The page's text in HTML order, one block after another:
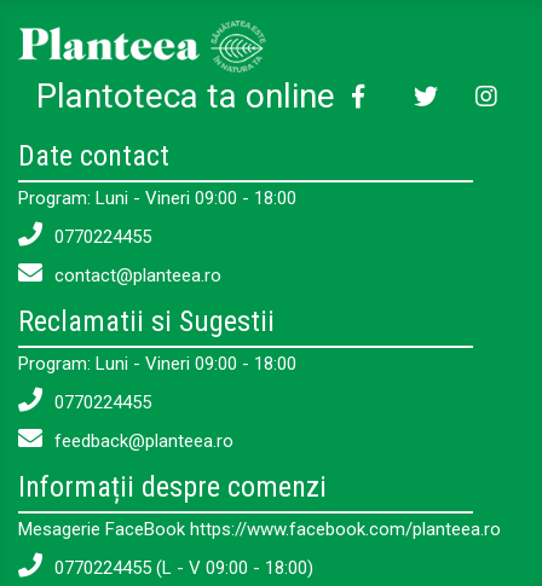
Plantoteca ta online
Date contact
Program: Luni - Vineri 09:00 - 18:00
0770224455
contact@planteea.ro
Reclamatii si Sugestii
Program: Luni - Vineri 09:00 - 18:00
0770224455
feedback@planteea.ro
Informații despre comenzi
Mesagerie FaceBook https://www.facebook.com/planteea.ro
0770224455 (L - V 09:00 - 18:00)